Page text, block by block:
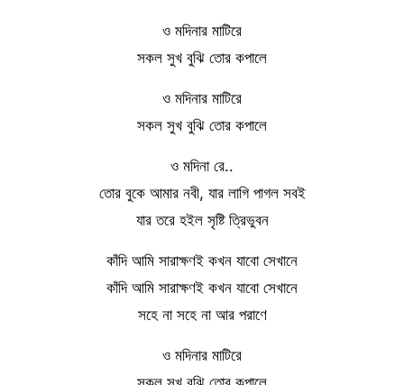
ও মদিনার মাটিরে
সকল সুখ বুঝি তোর কপালে
ও মদিনার মাটিরে
সকল সুখ বুঝি তোর কপালে
ও মদিনা রে..
তোর বুকে আমার নবী, যার লাগি পাগল সবই
যার তরে হইল সৃষ্টি ত্রিভুবন
কাঁদি আমি সারাক্ষণই কখন যাবো সেখানে
কাঁদি আমি সারাক্ষণই কখন যাবো সেখানে
সহে না সহে না আর পরাণে
ও মদিনার মাটিরে